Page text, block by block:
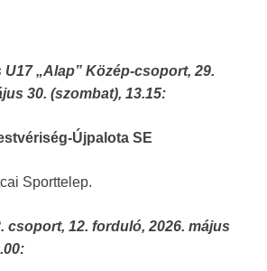
„Alap” Közép-csoport, 29.
30. (szombat), 13.15:
Újpalota SE
Sporttelep.
csoport, 12. forduló, 2026. május